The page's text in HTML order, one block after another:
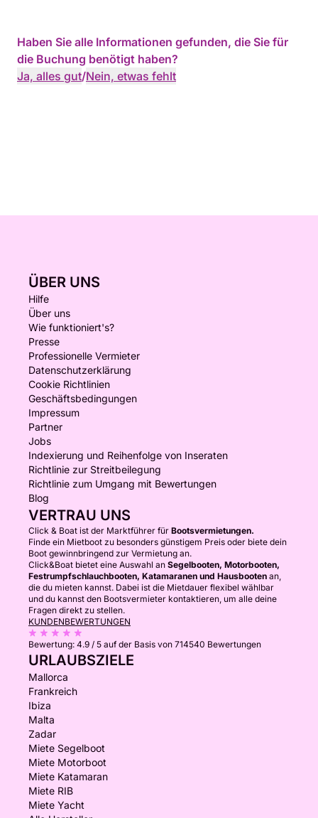
Haben Sie alle Informationen gefunden, die Sie für
die Buchung benötigt haben?
Ja, alles gut/Nein, etwas fehlt
ÜBER UNS
Hilfe
Über uns
Wie funktioniert's?
Presse
Professionelle Vermieter
Datenschutzerklärung
Cookie Richtlinien
Geschäftsbedingungen
Impressum
Partner
Jobs
Indexierung und Reihenfolge von Inseraten
Richtlinie zur Streitbeilegung
Richtlinie zum Umgang mit Bewertungen
Blog
VERTRAU UNS
Click & Boat ist der Marktführer für Bootsvermietungen.
Finde ein Mietboot zu besonders günstigem Preis oder biete dein
Boot gewinnbringend zur Vermietung an.
Click&Boat bietet eine Auswahl an Segelbooten, Motorbooten,
Festrumpfschlauchbooten, Katamaranen und Hausbooten an,
die du mieten kannst. Dabei ist die Mietdauer flexibel wählbar
und du kannst den Bootsvermieter kontaktieren, um alle deine
Fragen direkt zu stellen.
KUNDENBEWERTUNGEN
Bewertung: 4.9 / 5 auf der Basis von 714540 Bewertungen
URLAUBSZIELE
Mallorca
Frankreich
Ibiza
Malta
Zadar
Miete Segelboot
Miete Motorboot
Miete Katamaran
Miete RIB
Miete Yacht